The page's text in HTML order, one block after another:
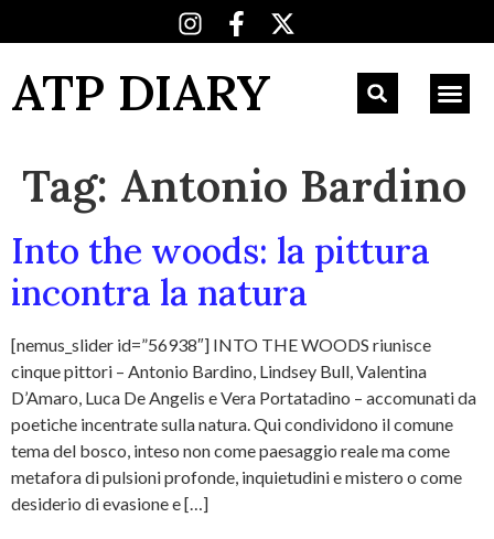
ATP DIARY
Tag: Antonio Bardino
Into the woods: la pittura
incontra la natura
[nemus_slider id=”56938″] INTO THE WOODS riunisce
cinque pittori – Antonio Bardino, Lindsey Bull, Valentina
D’Amaro, Luca De Angelis e Vera Portatadino – accomunati da
poetiche incentrate sulla natura. Qui condividono il comune
tema del bosco, inteso non come paesaggio reale ma come
metafora di pulsioni profonde, inquietudini e mistero o come
desiderio di evasione e […]